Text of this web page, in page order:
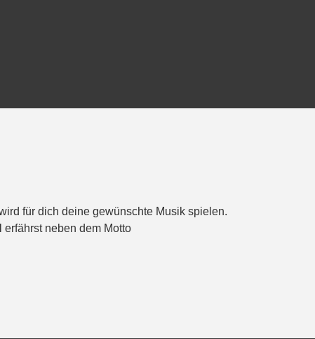
für dich deine gewünschte Musik spielen.
neben dem Motto